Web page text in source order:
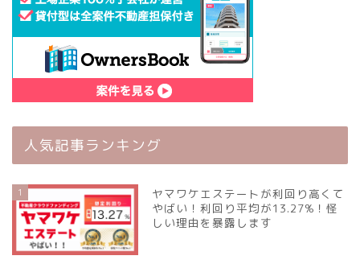
人気記事ランキング
1
ヤマワケエステートが利回り高くて
やばい！利回り平均が13.27%！怪
しい理由を暴露します